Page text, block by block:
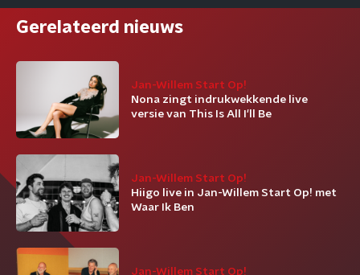
Gerelateerd nieuws
Jan-Willem Start Op!
Nona zingt indrukwekkende live
versie van This Is All I'll Be
Jan-Willem Start Op!
Hiigo live in Jan-Willem Start Op! met
Waar Ik Ben
Jan-Willem Start Op!